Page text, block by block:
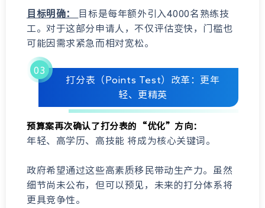
目标明确：
目标是每年额外引入4000名熟练技
工。对于这部分申请人，不仅评估变快，门槛也
可能因需求紧急而相对宽松。
03
打分表（Points Test）改革：更年
轻、更精英
预算案再次确认了打分表的“优化”方向：
年轻、高学历、高技能 将成为核心关键词。
政府希望通过这些高素质移民带动生产力。虽然
细节尚未公布，但可以预见，未来的打分体系将
更具竞争性。